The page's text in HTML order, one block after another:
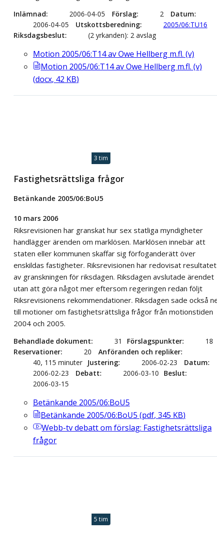
Inlämnad 2006-04-05 Förslag 2
Datum
2006-04-05
Utskottsberedning
2005/06:TU16
Riksdagsbeslut
(2 yrkanden): 2 avslag
Motion 2005/06:T14 av Owe Hellberg m.fl. (v)
Motion 2005/06:T14 av Owe Hellberg m.fl. (v)
(docx, 42 KB)
3 tim
Fastighetsrättsliga frågor
Betänkande 2005/06:BoU5
10 mars 2006
Riksrevisionen har granskat hur sex statliga myndigheter
handlägger ärenden om marklösen. Marklösen innebär att
staten eller kommunen skaffar sig förfoganderätt över
enskildas fastigheter. Riksrevisionen har redovisat resultatet
av granskningen för riksdagen. Riksdagen avslutade ärendet
utan att göra något mer eftersom regeringen redan följt
Riksrevisionens rekommendationer. Riksdagen sade också
till motioner om fastighetsrättsliga frågor från motionstiden
2004 och 2005.
Behandlade dokument 31 Förslagspunkter
18
Reservationer
20
Anföranden och repliker
40, 115 minuter
Justering 2006-02-23
Datum
2006-02-23
Debatt 2006-03-10
Beslut
2006-03-15
Betänkande 2005/06:BoU5
Betänkande 2005/06:BoU5 (pdf, 345 KB)
Webb-tvdebatt om förslag: Fastighetsrättsliga
frågor
5 tim